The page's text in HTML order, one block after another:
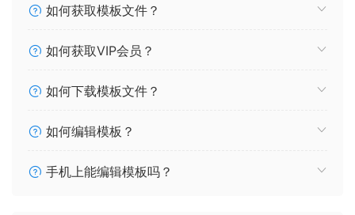
如何获取模板文件？
如何获取VIP会员？
如何下载模板文件？
如何编辑模板？
手机上能编辑模板吗？